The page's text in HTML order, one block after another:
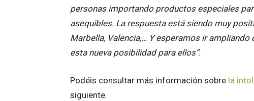
personas importando productos especiales
asequibles. La respuesta está siendo muy
Marbella, Valencia,… Y esperamos ir
esta nueva posibilidad para ellos”.
Podéis consultar más información sobre la
siguiente.